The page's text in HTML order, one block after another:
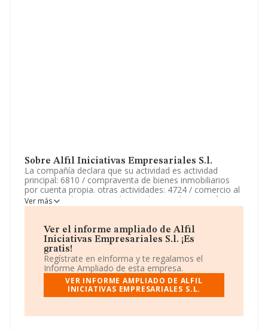
Sobre Alfil Iniciativas Empresariales S.l.
La compañía declara que su actividad es actividad
principal: 6810 / compraventa de bienes inmobiliarios
por cuenta propia. otras actividades: 4724 / comercio al
por menor de pan y productos de panaderia, confiteria y
pasteleria en establecimientos especializados etc. La
Sociedad Limitada. Clasifica su actividad CNAE como
'%cnae%', código 6811. No realiza actividad de
importación y/o exportación.
La compañía Alfil Iniciativas Empresariales S.L
B67358549, tiene su domicilio social establecido en
Calle Carme Riera núm. 10, (08390), en el municipio de
Montgat, en Barcelona, Cataluña.
Con los datos a disposición de INFORMA sobre 67.991
Ver más
Ver el informe ampliado de Alfil
Iniciativas Empresariales S.l. ¡Es
gratis!
Regístrate en eInforma y te regalamos el
Informe Ampliado de esta empresa.
VER INFORME AMPLIADO DE ALFIL
INICIATIVAS EMPRESARIALES S.L.